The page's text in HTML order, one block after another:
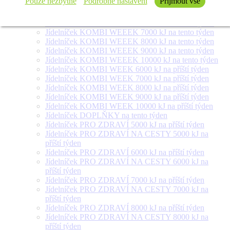
týden
Jídelníček KOMBI WEEEK 7000 kJ na tento týden
Jídelníček KOMBI WEEEK 8000 kJ na tento týden
Jídelníček KOMBI WEEEK 9000 kJ na tento týden
Jídelníček KOMBI WEEEK 10000 kJ na tento týden
Jídelníček KOMBI WEEK 6000 kJ na příští týden
Jídelníček KOMBI WEEK 7000 kJ na příští týden
Jídelníček KOMBI WEEK 8000 kJ na příští týden
Jídelníček KOMBI WEEK 9000 kJ na příští týden
Jídelníček KOMBI WEEK 10000 kJ na příští týden
Jídelníček DOPLŇKY na tento týden
Jídelníček PRO ZDRAVÍ 5000 kJ na příští týden
Jídelníček PRO ZDRAVÍ NA CESTY 5000 kJ na
příští týden
Jídelníček PRO ZDRAVÍ 6000 kJ na příští týden
Jídelníček PRO ZDRAVÍ NA CESTY 6000 kJ na
příští týden
Jídelníček PRO ZDRAVÍ 7000 kJ na příští týden
Jídelníček PRO ZDRAVÍ NA CESTY 7000 kJ na
příští týden
Jídelníček PRO ZDRAVÍ 8000 kJ na příští týden
Jídelníček PRO ZDRAVÍ NA CESTY 8000 kJ na
příští týden